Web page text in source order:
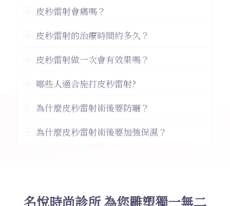
皮秒雷射會痛嗎？
皮秒雷射的治療時間約多久？
皮秒雷射做一次會有效果嗎？
哪些人適合施打皮秒雷射?
為什麼皮秒雷射術後要防曬？
為什麼皮秒雷射術後要加強保濕？
名悅時尚診所 為您雕塑獨一無二